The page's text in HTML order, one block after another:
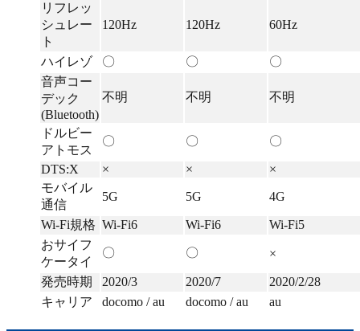
リフレッ
シュレー
ト
120Hz 120Hz 60Hz
ハイレゾ 〇 〇
〇
音声コー
デック
(Bluetooth)
不明 不明 不明
ドルビー
アトモス
〇 〇 〇
DTS:X × ×
×
モバイル
通信
5G 5G 4G
Wi-Fi規格 Wi-Fi6 Wi-Fi6
Wi-Fi5
おサイフ
ケータイ
〇 〇 ×
発売時期 2020/3 2020/7
2020/2/28
キャリア
docomo / au docomo / au au